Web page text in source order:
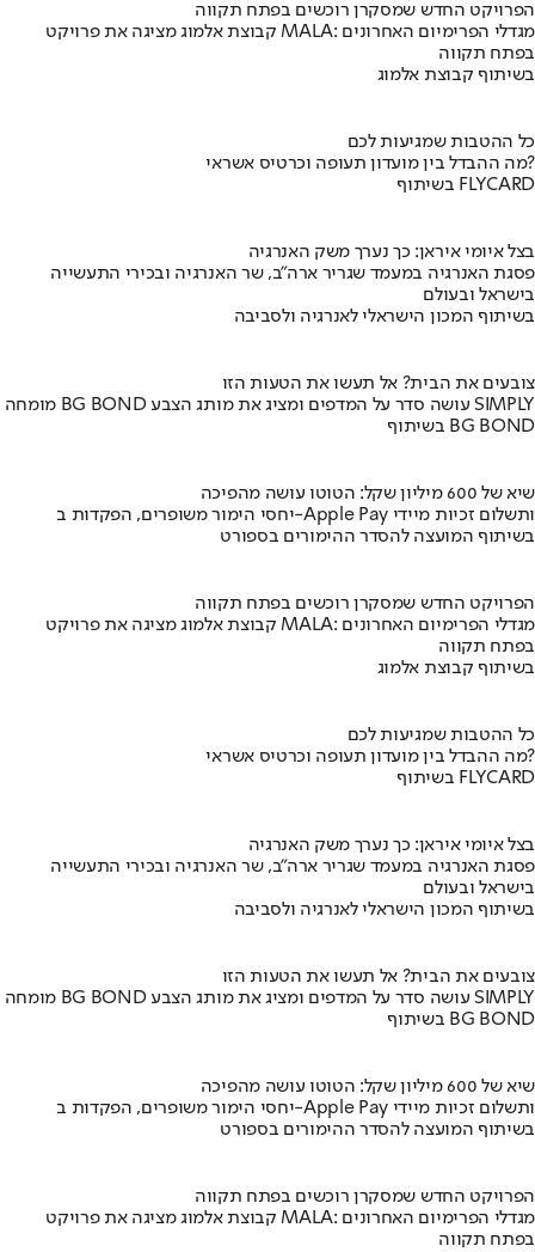
הפרויקט החדש שמסקרן רוכשים בפתח תקווה
קבוצת אלמוג מציגה את פרויקט MALA: מגדלי הפרימיום האחרונים
בפתח תקווה
בשיתוף קבוצת אלמוג
כל ההטבות שמגיעות לכם
מה ההבדל בין מועדון תעופה וכרטיס אשראי?
בשיתוף FLYCARD
בצל איומי איראן: כך נערך משק האנרגיה
פסגת האנרגיה במעמד שגריר ארה"ב, שר האנרגיה ובכירי התעשייה
בישראל ובעולם
בשיתוף המכון הישראלי לאנרגיה ולסביבה
צובעים את הבית? אל תעשו את הטעות הזו
מומחה BG BOND עושה סדר על המדפים ומציג את מותג הצבע SIMPLY
בשיתוף BG BOND
שיא של 600 מיליון שקל: הטוטו עושה מהפיכה
יחסי הימור משופרים, הפקדות ב-Apple Pay ותשלום זכיות מיידי
בשיתוף המועצה להסדר ההימורים בספורט
הפרויקט החדש שמסקרן רוכשים בפתח תקווה
קבוצת אלמוג מציגה את פרויקט MALA: מגדלי הפרימיום האחרונים
בפתח תקווה
בשיתוף קבוצת אלמוג
כל ההטבות שמגיעות לכם
מה ההבדל בין מועדון תעופה וכרטיס אשראי?
בשיתוף FLYCARD
בצל איומי איראן: כך נערך משק האנרגיה
פסגת האנרגיה במעמד שגריר ארה"ב, שר האנרגיה ובכירי התעשייה
בישראל ובעולם
בשיתוף המכון הישראלי לאנרגיה ולסביבה
צובעים את הבית? אל תעשו את הטעות הזו
מומחה BG BOND עושה סדר על המדפים ומציג את מותג הצבע SIMPLY
בשיתוף BG BOND
שיא של 600 מיליון שקל: הטוטו עושה מהפיכה
יחסי הימור משופרים, הפקדות ב-Apple Pay ותשלום זכיות מיידי
בשיתוף המועצה להסדר ההימורים בספורט
הפרויקט החדש שמסקרן רוכשים בפתח תקווה
קבוצת אלמוג מציגה את פרויקט MALA: מגדלי הפרימיום האחרונים
בפתח תקווה